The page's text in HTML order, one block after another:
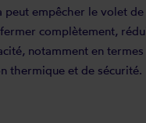
peut empêcher le volet
complètement,
notamment en termes
thermique et de sécurité.